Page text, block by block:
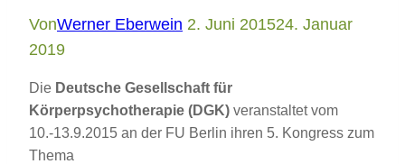
VonWerner Eberwein 2. Juni 201524. Januar
2019
Die Deutsche Gesellschaft für
Körperpsychotherapie (DGK) veranstaltet vom
10.-13.9.2015 an der FU Berlin ihren 5. Kongress zum
Thema